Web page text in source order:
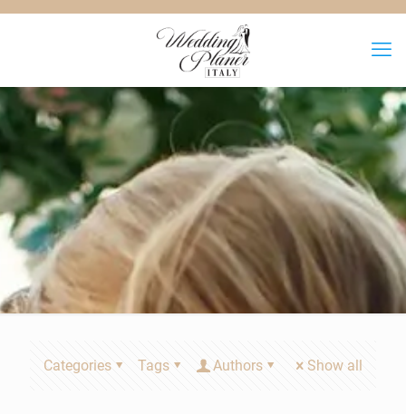
Categories Tags Authors Show all